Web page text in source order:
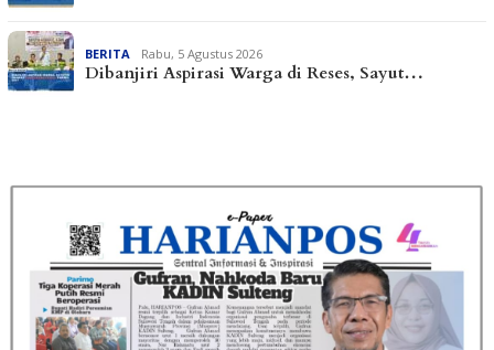
BERITA Rabu, 5 Agustus 2026
Dibanjiri Aspirasi Warga di Reses, Sayut…